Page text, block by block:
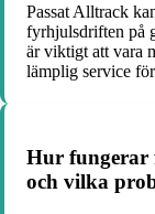
Passat Alltrack
fyrhjulsdriften på
är viktigt att vara
lämplig service
Hur fungerar
och vilka